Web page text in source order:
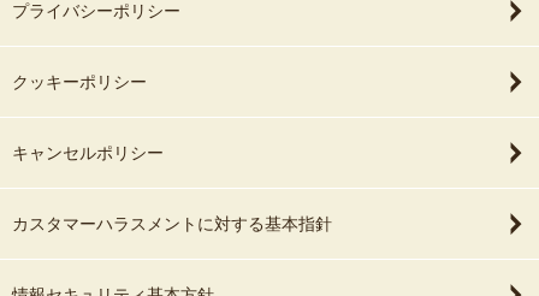
プライバシーポリシー
クッキーポリシー
キャンセルポリシー
カスタマーハラスメントに対する基本指針